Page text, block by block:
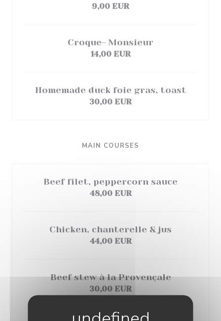
9,00 EUR
Croque- Monsieur
14,00 EUR
Homemade duck foie gras, toast
30,00 EUR
MAIN COURSES
Beef filet, peppercorn sauce
48,00 EUR
Chicken, chanterelle & jus
44,00 EUR
Beef stew à la Provençale
30,00 EUR